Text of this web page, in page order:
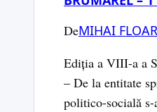
DeMIHAI
Ediția a VIII-a a
– De la entitate
politico-socială